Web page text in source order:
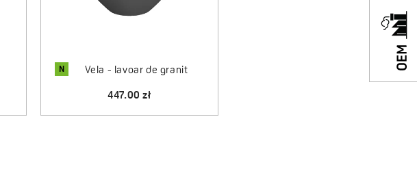
N Vela - lavoar de granit
447.00 zł